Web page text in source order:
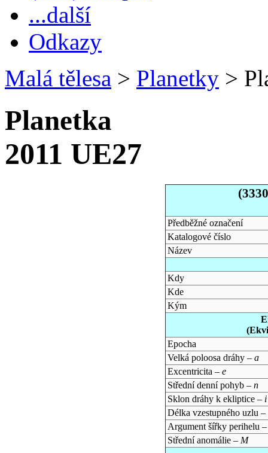
...další
Odkazy
Malá tělesa > Planetky >
Planetka
2011 UE27
Předběžné označení
Katalogové číslo
Název
Kdy
Kde
Kým
Epocha
Velká poloosa dráhy – a
Excentricita – e
Střední denní pohyb – n
Sklon dráhy k ekliptice – i
Délka vzestupného uzlu –
Argument šířky perihelu
Střední anomálie – M